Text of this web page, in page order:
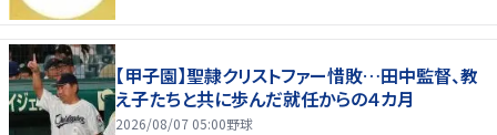
【甲子園】聖隷クリストファー惜敗…田中監督、教
え子たちと共に歩んだ就任からの４カ月
2026/08/07 05:00野球